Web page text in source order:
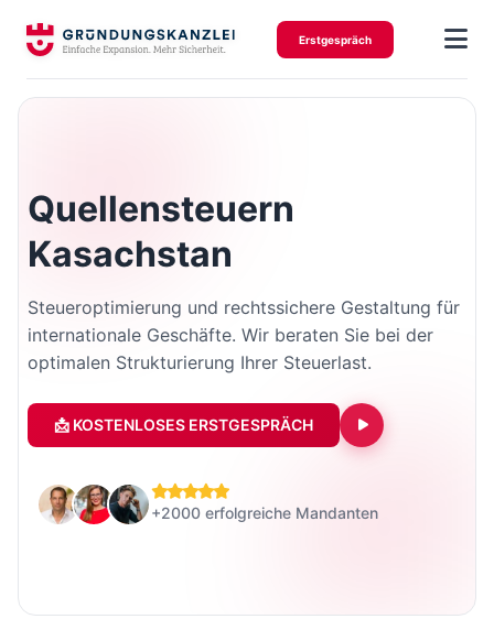
Erstgespräch
Quellensteuern
Kasachstan
Steueroptimierung und rechtssichere Gestaltung für
internationale Geschäfte. Wir beraten Sie bei der
optimalen Strukturierung Ihrer Steuerlast.
📩 KOSTENLOSES ERSTGESPRÄCH
+2000 erfolgreiche Mandanten